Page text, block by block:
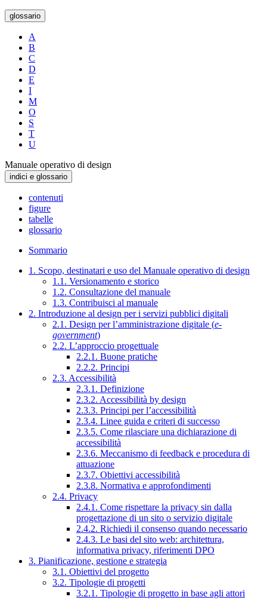
glossario
A
B
C
D
E
I
M
O
S
T
U
Manuale operativo di design
indici e glossario
contenuti
figure
tabelle
glossario
Sommario
1. Scopo, destinatari e uso del Manuale operativo di design
1.1. Versionamento e storico
1.2. Consultazione del manuale
1.3. Contribuisci al manuale
2. Introduzione al design per i servizi pubblici digitali
2.1. Design per l’amministrazione digitale (e-
government)
2.2. L’approccio progettuale
2.2.1. Buone pratiche
2.2.2. Principi
2.3. Accessibilità
2.3.1. Definizione
2.3.2. Accessibilità by design
2.3.3. Principi per l’accessibilità
2.3.4. Linee guida e criteri di successo
2.3.5. Come rilasciare una dichiarazione di
accessibilità
2.3.6. Meccanismo di feedback e procedura di
attuazione
2.3.7. Obiettivi accessibilità
2.3.8. Normativa e approfondimenti
2.4. Privacy
2.4.1. Come rispettare la privacy sin dalla
progettazione di un sito o servizio digitale
2.4.2. Richiedi il consenso quando necessario
2.4.3. Le basi del sito web: architettura,
informativa privacy, riferimenti DPO
3. Pianificazione, gestione e strategia
3.1. Obiettivi del progetto
3.2. Tipologie di progetti
3.2.1. Tipologie di progetto in base agli attori